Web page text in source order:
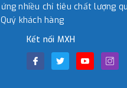
nhiều chỉ tiêu chất lượng
khách hàng
Kết nối MXH